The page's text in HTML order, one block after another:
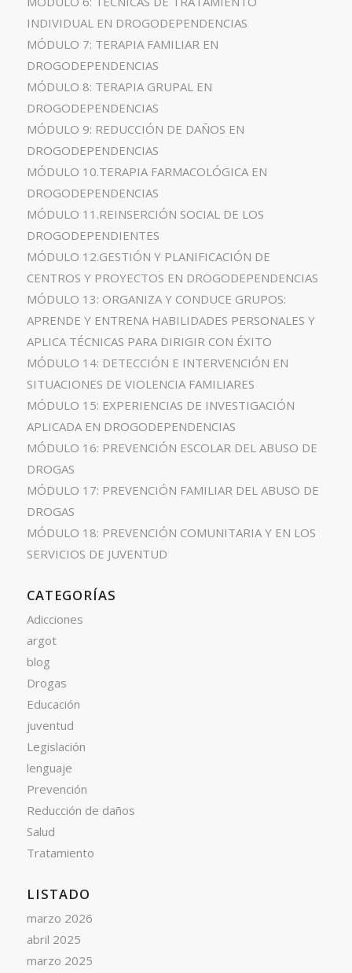
INDIVIDUAL EN DROGODEPENDENCIAS
MÓDULO 7: TERAPIA FAMILIAR EN
DROGODEPENDENCIAS
MÓDULO 8: TERAPIA GRUPAL EN
DROGODEPENDENCIAS
MÓDULO 9: REDUCCIÓN DE DAÑOS EN
DROGODEPENDENCIAS
MÓDULO 10.TERAPIA FARMACOLÓGICA EN
DROGODEPENDENCIAS
MÓDULO 11.REINSERCIÓN SOCIAL DE LOS
DROGODEPENDIENTES
MÓDULO 12.GESTIÓN Y PLANIFICACIÓN DE
CENTROS Y PROYECTOS EN DROGODEPENDENCIAS
MÓDULO 13: ORGANIZA Y CONDUCE GRUPOS:
APRENDE Y ENTRENA HABILIDADES PERSONALES Y
APLICA TÉCNICAS PARA DIRIGIR CON ÉXITO
MÓDULO 14: DETECCIÓN E INTERVENCIÓN EN
SITUACIONES DE VIOLENCIA FAMILIARES
MÓDULO 15: EXPERIENCIAS DE INVESTIGACIÓN
APLICADA EN DROGODEPENDENCIAS
MÓDULO 16: PREVENCIÓN ESCOLAR DEL ABUSO DE
DROGAS
MÓDULO 17: PREVENCIÓN FAMILIAR DEL ABUSO DE
DROGAS
MÓDULO 18: PREVENCIÓN COMUNITARIA Y EN LOS
SERVICIOS DE JUVENTUD
CATEGORÍAS
Adicciones
argot
blog
Drogas
Educación
juventud
Legislación
lenguaje
Prevención
Reducción de daños
Salud
Tratamiento
LISTADO
marzo 2026
abril 2025
marzo 2025